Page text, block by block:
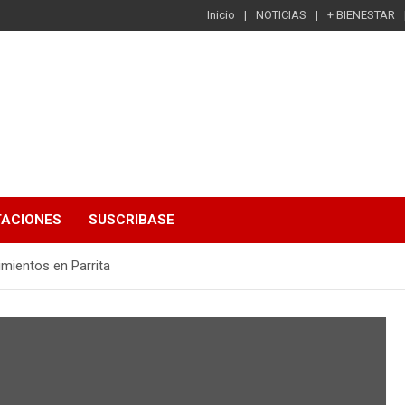
Inicio NOTICIAS + BIENESTAR
SUSCRIBASE
en Parrita